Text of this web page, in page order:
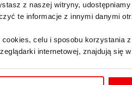
z naszej witryny,
te informacje z innymi danymi
celu i sposobu korzystania
internetowej, znajdują się w
REGULAMINY
Regulaminy
Regulamin serwisu
Regulamin wyszukiwarki
nieruchomości